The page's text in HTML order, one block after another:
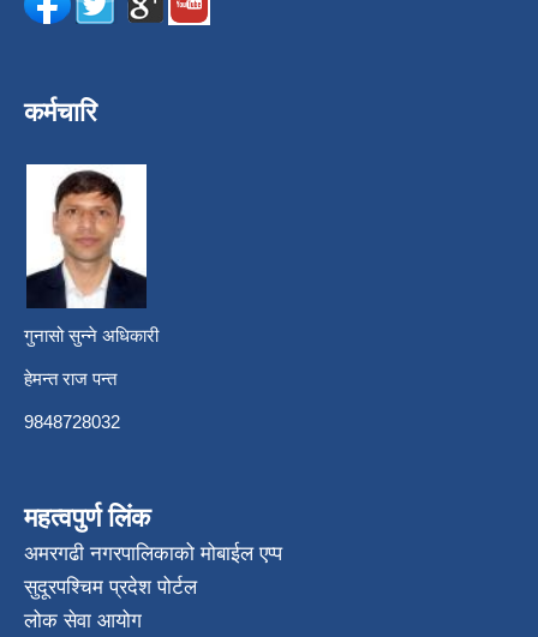
कर्मचारि
गुनासो सुन्ने अधिकारी
हेमन्त राज पन्त
9848728032
महत्वपुर्ण लिंक
अमरगढी नगरपालिकाको मोबाईल एप्प
सुदूरपश्चिम प्रदेश पोर्टल
लोक सेवा आयोग